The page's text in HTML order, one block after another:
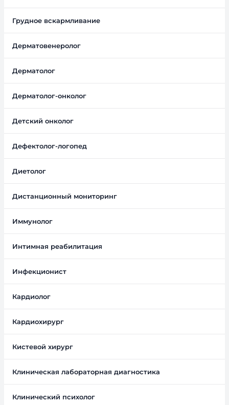
Грудное вскармливание
Дерматовенеролог
Дерматолог
Дерматолог-онколог
Детский онколог
Дефектолог-логопед
Диетолог
Дистанционный мониторинг
Иммунолог
Интимная реабилитация
Инфекционист
Кардиолог
Кардиохирург
Кистевой хирург
Клиническая лабораторная диагностика
Клинический психолог